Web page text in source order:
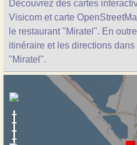
Découvrez des cartes
Visicom et carte
le restaurant "Miratel". En
itinéraire et les directions
"Miratel".